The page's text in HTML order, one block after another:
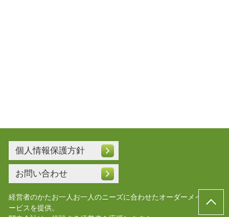
個人情報保護方針
お問い合わせ
経営者のかたお一人お一人のニーズに合わせたオーダーメイドサ
ービスを提供。